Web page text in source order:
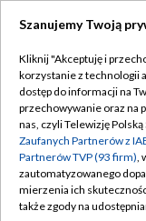
Abonament TVP
Emisja w TVP
Centrum
Naziemna
Szanujemy Twoją
Kliknij "Akceptuję i
korzystanie z technologii
dostęp do informacji na
przechowywanie oraz na
nas, czyli Telewizję
Zaufanych Partnerów z
Partnerów TVP (93 firm),
zautomatyzowanego
mierzenia ich
także zgody na